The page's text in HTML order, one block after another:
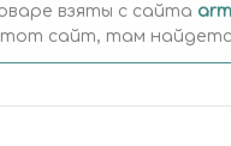
взяты с сайта
сайт, там